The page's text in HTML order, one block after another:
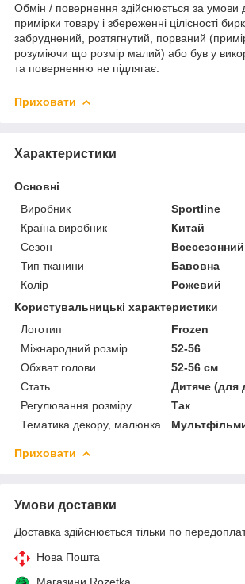
Обмін / повернення здійснюється за умови
примірки товару і збереженні цілісності
забруднений, розтягнутий, порваний
розуміючи що розмір малий) або був у
та поверненню не підлягає.
Приховати
Характеристики
Основні
Виробник
Sportline
Країна виробник
Китай
Сезон
Всесезонний
Тип тканини
Бавовна
Колір
Рожевий
Користувальницькі характеристики
Логотип
Frozen
Міжнародний розмір
52-56
Обхват голови
52-56 см
Стать
Дитяче (для
Регулювання розміру
Так
Тематика декору, малюнка
Приховати
Умови доставки
Доставка здійснюється тільки по
Нова Пошта
Магазини Rozetka